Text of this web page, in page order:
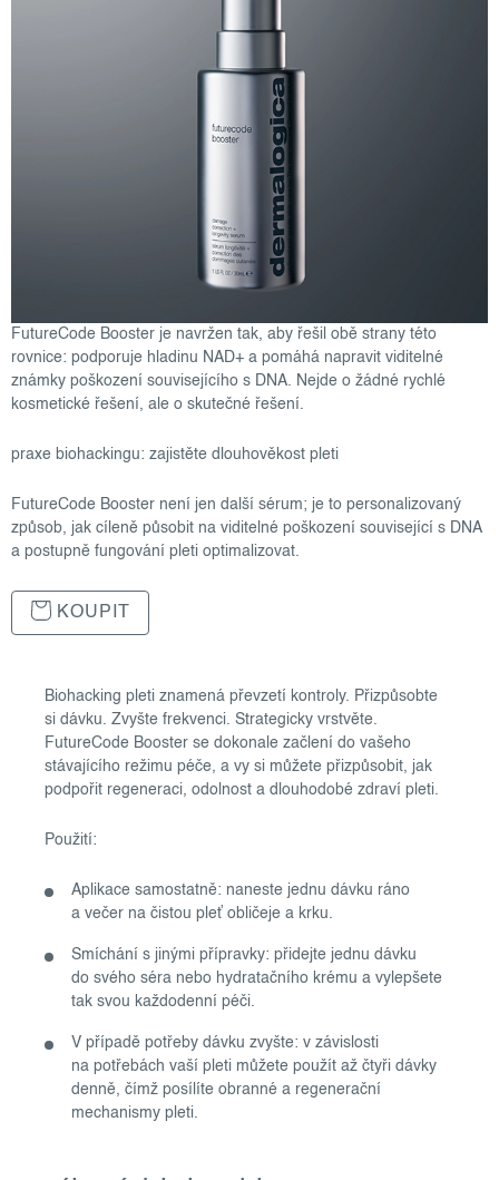
FutureCode Booster je navržen tak, aby řešil obě strany této
rovnice: podporuje hladinu NAD+ a pomáhá napravit viditelné
známky poškození souvisejícího s DNA. Nejde o žádné rychlé
kosmetické řešení, ale o skutečné řešení.
praxe biohackingu: zajistěte dlouhověkost pleti
FutureCode Booster není jen další sérum; je to personalizovaný
způsob, jak cíleně působit na viditelné poškození související s DNA
a postupně fungování pleti optimalizovat.
KOUPIT
Biohacking pleti znamená převzetí kontroly. Přizpůsobte
si dávku. Zvyšte frekvenci. Strategicky vrstvěte.
FutureCode Booster se dokonale začlení do vašeho
stávajícího režimu péče, a vy si můžete přizpůsobit, jak
podpořit regeneraci, odolnost a dlouhodobé zdraví pleti.
Použití:
Aplikace samostatně: naneste jednu dávku ráno
a večer na čistou pleť obličeje a krku.
Smíchání s jinými přípravky: přidejte jednu dávku
do svého séra nebo hydratačního krému a vylepšete
tak svou každodenní péči.
V případě potřeby dávku zvyšte: v závislosti
na potřebách vaší pleti můžete použít až čtyři dávky
denně, čímž posílíte obranné a regenerační
mechanismy pleti.